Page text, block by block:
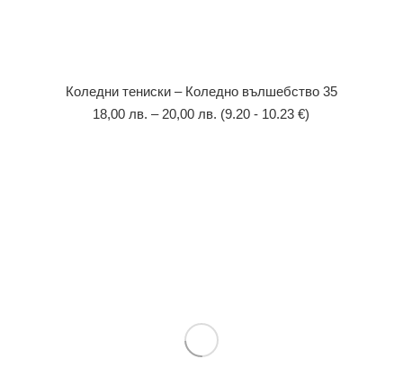
Коледни тениски – Коледно вълшебство 35
18,00 лв. – 20,00 лв. (9.20 - 10.23 €)